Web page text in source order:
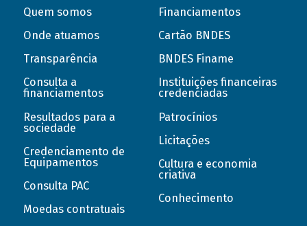
Quem somos
Onde atuamos
Transparência
Consulta a
financiamentos
Resultados para a
sociedade
Credenciamento de
Equipamentos
Consulta PAC
Moedas contratuais
Financiamentos
Cartão BNDES
BNDES Finame
Instituições financeiras
credenciadas
Patrocínios
Licitações
Cultura e economia
criativa
Conhecimento